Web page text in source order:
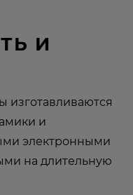
И
изготавливаются
и
электронными
на длительную